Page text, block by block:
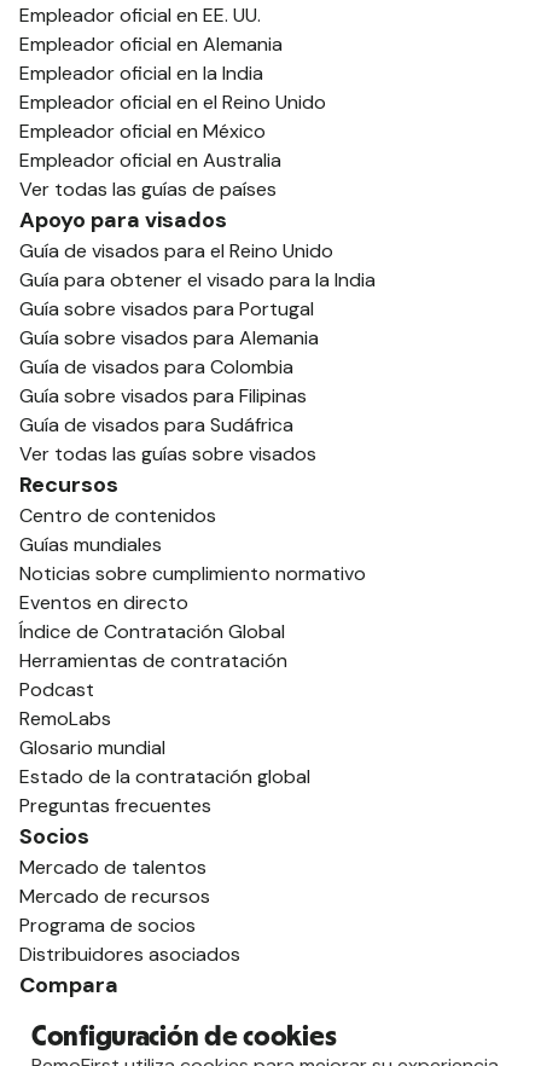
Empleador oficial en EE. UU.
Empleador oficial en Alemania
Empleador oficial en la India
Empleador oficial en el Reino Unido
Empleador oficial en México
Empleador oficial en Australia
Ver todas las guías de países
Apoyo para visados
Guía de visados para el Reino Unido
Guía para obtener el visado para la India
Guía sobre visados para Portugal
Guía sobre visados para Alemania
Guía de visados para Colombia
Guía sobre visados para Filipinas
Guía de visados para Sudáfrica
Ver todas las guías sobre visados
Recursos
Centro de contenidos
Guías mundiales
Noticias sobre cumplimiento normativo
Eventos en directo
Índice de Contratación Global
Herramientas de contratación
Podcast
RemoLabs
Glosario mundial
Estado de la contratación global
Preguntas frecuentes
Socios
Mercado de talentos
Mercado de recursos
Programa de socios
Distribuidores asociados
Compara
vs. Remoto
Configuración de cookies